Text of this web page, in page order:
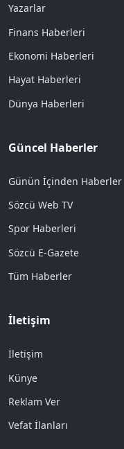
Yazarlar
Finans Haberleri
Ekonomi Haberleri
Hayat Haberleri
Dünya Haberleri
Güncel Haberler
Günün İçinden Haberler
Sözcü Web TV
Spor Haberleri
Sözcü E-Gazete
Tüm Haberler
İletişim
İletişim
Künye
Reklam Ver
Vefat İlanları